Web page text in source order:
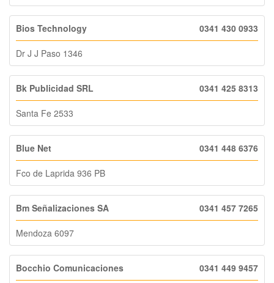
Bios Technology 0341 430 0933
Dr J J Paso 1346
Bk Publicidad SRL 0341 425 8313
Santa Fe 2533
Blue Net 0341 448 6376
Fco de Laprida 936 PB
Bm Señalizaciones SA 0341 457 7265
Mendoza 6097
Bocchio Comunicaciones 0341 449 9457